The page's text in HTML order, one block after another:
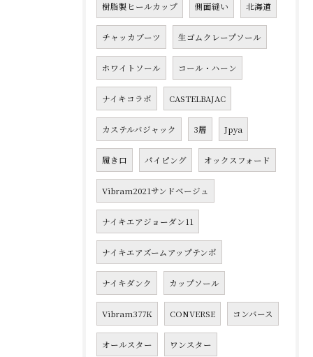
樹脂製ヒールカップ 側面縫い 北海道
チャッカブーツ 生ゴムクレープソール
ホワイトソール コール・ハーン
ナイキコラボ CASTELBAJAC
カステルバジャック 3層 Jpya
履き口 パイピング オックスフォード
Vibram2021サンドベージュ
ナイキエアジョーダン11
ナイキエアズームアップテンポ
ナイキダンク カップソール
Vibram377K CONVERSE コンバース
オールスター ワンスター